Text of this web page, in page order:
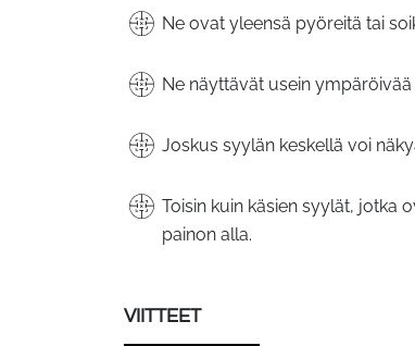
Ne ovat yleensä pyöreitä tai
Ne näyttävät usein
Joskus syylän keskellä voi
Toisin kuin käsien syylät, jotka
painon alla.
VIITTEET